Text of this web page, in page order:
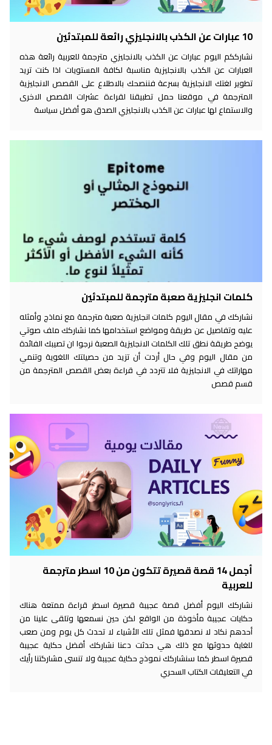
10 عبارات عن الكذب بالانجليزي رائعة للمبتدئين
نشارككم اليوم عبارات عن الكذب بالانجليزي مترجمة للعربية رائعة هذه
العبارات عن الكذب بالانجليزية مناسبة لكافة المستويات اذا كنت تريد
تطوير لغتك الانجليزية بسرعة فننصحك بالاطلاع على القصص الانجليزية
المترجمة في موقعنا حمل تطبيقنا لقراءة عشرات القصص الاخرى
والاستماع لها عبارات عن الكذب بالانجليزي الصدق هو أفضل سياسة
كلمات انجليزية صعبة مترجمة للمبتدئين
نشاركك في مقال اليوم كلمات انجليزية صعبة مترجمة مع نماذج وأمثله
عليه وتفاصيل عن طريقة ومواضع استخدامها كما نشاركك ملف صوتي
يوضح طريقة نطق تلك الكلمات الانجليزية الصعبة نرجوا ان تصيبك الفائدة
من مقال اليوم وفي حال أردت أن تزيد من حصيلتك اللغوية وتنمي
مهاراتك في الانجليزية فلا تتردد في قراءة بعض القصص المترجمة من
قسم قصص
أجمل 14 قصة قصيرة تتكون من 10 اسطر مترجمة
للعربية
نشاركك اليوم أفضل قصة عجيبة قصيرة اسطر قراءة ممتعة هناك
حكايات عجيبة مأخوذة من الواقع لكن حين نسمعها وتلقى علينا من
أحدهم نكاد لا نصدقها فمثل تلك الأشياء لا تحدث كل يوم ومن صعب
للغاية حدوثها مع ذلك هي حدثت دعنا نشاركك أفضل حكاية عجيبة
قصيرة اسطر كما سنشاركك نموذج حكاية عجيبة ولا تنسى مشاركتنا رأيك
في التعليقات الكتاب السحري